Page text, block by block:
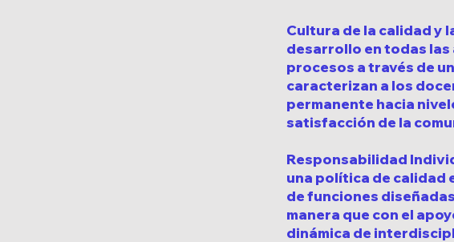
Cultura de la calidad y
desarrollo en todas las
procesos a través de
caracterizan a los
permanente hacia
satisfacción de la
Responsabilidad
una política de calidad
de funciones
manera que con el
dinámica de